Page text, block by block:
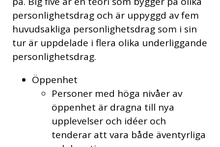
personlighetsdrag och är uppyggd av fem
huvudsakliga personlighetsdrag som i sin
tur är uppdelade i flera olika underliggande
personlighetsdrag.
Öppenhet
Personer med höga nivåer av
öppenhet är dragna till nya
upplevelser och idéer och
tenderar att vara både äventyrliga